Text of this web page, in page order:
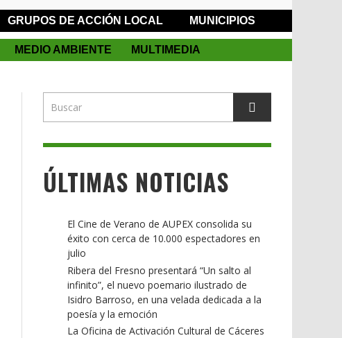
GRUPOS DE ACCIÓN LOCAL MUNICIPIOS
MEDIO AMBIENTE MULTIMEDIA
ÚLTIMAS NOTICIAS
El Cine de Verano de AUPEX consolida su
éxito con cerca de 10.000 espectadores en
julio
Ribera del Fresno presentará “Un salto al
infinito”, el nuevo poemario ilustrado de
Isidro Barroso, en una velada dedicada a la
poesía y la emoción
La Oficina de Activación Cultural de Cáceres